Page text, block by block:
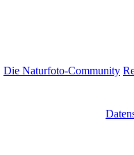
Die Naturfoto-Community